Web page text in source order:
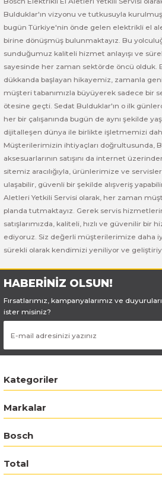
Bosch
Bosch
Bosch
Bosch
Bosch
Bosch
Bosch
Bulduklar'ın vizyonu ve tutkusuyla
bugün Türkiye'nin önde gelen elektrikli el
birine dönüşmüş bulunmaktayız. Bu
sunduğumuz kaliteli hizmet anlayışı ve
sayesinde her zaman sektörde öncü olduk.
dükkanda başlayan hikayemiz, zamanla
müşteri tabanımızla büyüyerek sadece bir
ötesine geçti. Sedat Bulduklar'ın o ilk
her bir çalışanında bugün de aynı şekilde
dijitalleşen dünya ile birlikte işletmemizi
Müşterilerimizin ihtiyaçları doğrultusunda,
aksesuarlarının satışını da internet
sitemiz aracılığıyla, ürünlerimize ve
ulaşabilir, güvenli bir şekilde alışveriş
Aletleri Yetkili Servisi olarak, her zaman
planda tutmaktayız. Gerek servis
satışlarımızda, kaliteli, hızlı ve güvenilir bir
ediyoruz. Siz değerli müşterilerimize daha
sürekli olarak kendimizi yeniliyor ve
HABERİNİZ OLSUN!
Fırsatlarımız, kampanyalarımız ve
ister misiniz?
Kategoriler
Markalar
Bosch
Total